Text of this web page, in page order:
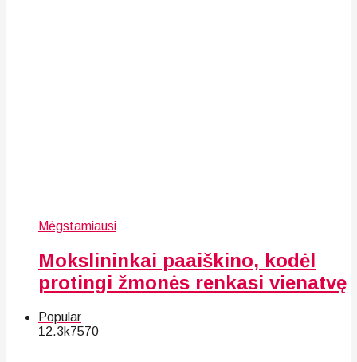
Mėgstamiausi
Mokslininkai paaiškino, kodėl
protingi žmonės renkasi vienatvę
Popular
12.3k7570